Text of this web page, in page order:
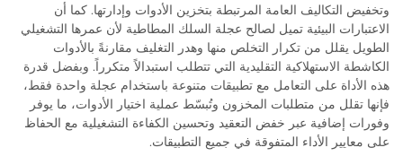
وتخفيض التكاليف العامة المرتبطة بتخزين الأدوات وإدارتها. كما أن
الاعتبارات البيئية تميل لصالح عجلة السلك المطاطية لأن عمرها التشغيلي
الطويل يقلل من تكرار التخلص منها وهدر التغليف مقارنةً بالأدوات
الكاشطة الاستهلاكية التقليدية التي تتطلب استبدالاً متكرراً. وبفضل قدرة
هذه الأداة على التعامل مع تطبيقات متنوعة باستخدام عجلة واحدة فقط،
فإنها تقلل من متطلبات المخزون وتُبسّط عملية اختيار الأدوات، ما يوفر
وفورات إضافية عبر خفض التعقيد وتحسين الكفاءة التشغيلية مع الحفاظ
على معايير الأداء المتفوقة في جميع التطبيقات.